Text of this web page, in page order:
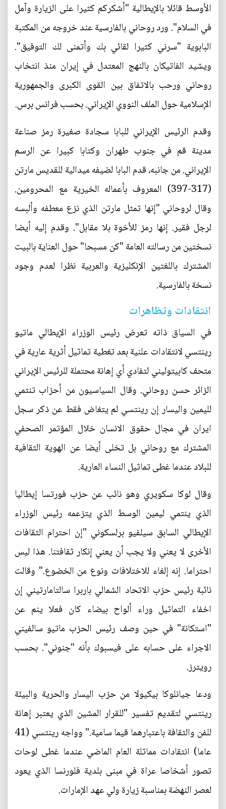
الأوسط قائلا بالإيطالية "أشكركم كثيرا على الزيارة وآمل
في السلام". ورد روحاني بالفارسية عند خروجه من المكتبة
البابوية "سرني كثيرا لقائي بك وأتمنى لك التوفيق".
ويشيد الفاتيكان بالنهج المعتدل في إيران منذ انتخاب
روحاني ورحب بالاتفاق بين القوى الكبرى والجمهورية
الإسلامية حول الملف النووي الإيراني. بحسب فرانس برس.
وقدم الرئيس الإيراني للبابا سجادة صغيرة رمز صناعة
مدينة قم في جنوب طهران وكتابا كبيرا عن الرسم
الإيراني. من جانبه، قدم البابا لضيفه ميدالية للقديس مارتن
(317-397) المعروف بأعماله الخيرية مع المحرومين.
وقال لروحاني "إنها تمثل مارتن الذي نزع معطفه وألبسه
لرجل فقير. إنها رمز للأخوة بلا مقابل". وقدم إليه أيضا
نسختين من رسالته العامة "كن مسبحا" حول العناية بالبيت
المشترك باللغتين الإنكليزية والعربية نظرا لعدم وجود
نسخة بالفارسية.
انتقادات وتظاهرات
في السياق ذاته تعرض رئيس الوزراء الإيطالي ماتيو
رينتسي لانتقادات علنية بعد تغطية تماثيل أثرية عارية في
متحف كابيتوليني لتفادي أي إهانة محتملة للرئيس الإيراني
الزائر حسن روحاني. وقال السياسيون من أحزاب تنتمي
لليمين واليسار إن رينتسي لم يتغاض فقط عن ذكر سجل
ايران في مجال حقوق الانسان خلال المؤتمر الصحفي
المشترك مع روحاني بل تخلى أيضا عن الهوية الثقافية
للبلاد عندما غطى تماثيل النساء العارية.
وقال لوكا سكويري وهو نائب عن حزب فورتسا إيطاليا
الذي ينتمي ليمين الوسط الذي يتزعمه رئيس الوزراء
الإيطالي السابق سيلفيو برلسكوني "إن احترام الثقافات
الأخرى لا يعني ولا يجب أن يعني إنكار ثقافتنا. هذا ليس
احتراما. إنه إلغاء للاختلافات ونوع من الخضوع." وقالت
نائبة رئيس حزب الاتحاد الشمالي باربرا سالتامارتيني إن
اخفاء التماثيل وراء ألواح بيضاء كان فعلا ينم عن
"استكانة" في حين وصف رئيس الحزب ماتيو سالفيني
الاجراء على حسابه على فيسبوك بأنه "جنوني". بحسب
رويترز.
ودعا جيانلوكا بيكيولا من حزب اليسار والحرية والبيئة
رينتسي لتقديم تفسير "للقرار المشين الذي يعتبر إهانة
للفن والثقافة باعتبارهما قيما سامية." وواجه رينتسي (41
عاما) انتقادات مماثلة العام الماضي عندما غطى لوحات
تصور أشخاصا عراة في مبنى بلدية فلورنسا الذي يعود
لعصر النهضة بمناسبة زيارة ولي عهد الإمارات.